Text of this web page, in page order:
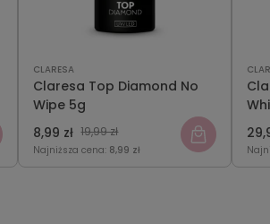
CLARESA
Claresa Top Diamond No
Wipe 5g
8,99 zł 19,99 zł
Najniższa cena: 8,99 zł